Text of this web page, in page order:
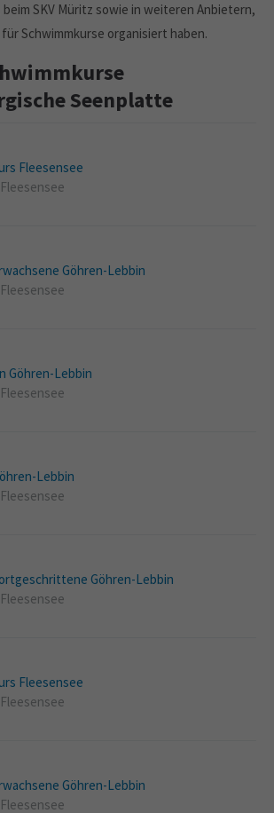
beim SKV Müritz sowie in weiteren Anbietern,
Schwimmkurse organisiert haben.
Seenplatte
Fleesensee
Göhren-Lebbin
Göhren-Lebbin
Lebbin
Göhren-Lebbin
Fleesensee
Göhren-Lebbin